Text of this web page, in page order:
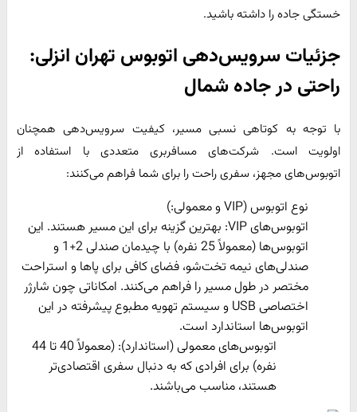
خستگی جاده را داشته باشید.
جزئیات سرویس‌دهی اتوبوس تهران انزلی:
راحتی در جاده شمال
با توجه به کوتاهی نسبی مسیر، کیفیت سرویس‌دهی همچنان
اولویت است. شرکت‌های مسافربری متعددی با استفاده از
اتوبوس‌های مجهز، سفری راحت را برای شما فراهم می‌کنند:
نوع اتوبوس (VIP و معمولی:)
اتوبوس‌های VIP: بهترین گزینه برای این مسیر هستند. این
اتوبوس‌ها (معمولاً 25 نفره) با چیدمان صندلی 2+1 و
صندلی‌های نیمه تخت‌شو، فضای کافی برای پاها و استراحت
مختصر در طول مسیر را فراهم می‌کنند. امکاناتی چون شارژر
اختصاصی USB و سیستم تهویه مطبوع پیشرفته در این
اتوبوس‌ها استاندارد است.
اتوبوس‌های معمولی (استاندارد): (معمولاً 40 تا 44
نفره) برای افرادی که به دنبال سفری اقتصادی‌تر
هستند، مناسب می‌باشند.